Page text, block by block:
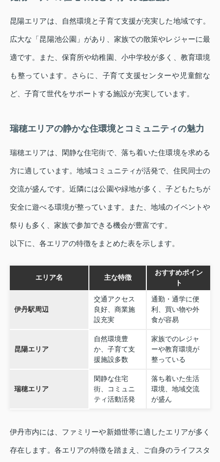
昆陽エリアは、自然環境と子育て支援が充実した地域です。
広大な「昆陽池公園」があり、家族での散策やレジャーに最
適です。また、保育所や幼稚園、小中学校が多く、教育環境
も整っています。さらに、子育て支援センターや児童館な
ど、子育て世代をサポートする施設が充実しています。
瑞穂エリアの静かな住環境とコミュニティの魅力
瑞穂エリアは、閑静な住宅街で、落ち着いた住環境を求める
方に適しています。地域コミュニティが活発で、住民同士の
交流が盛んです。近隣には公園や緑地が多く、子どもたちが
安全に遊べる環境が整っています。また、地域のイベントや
祭りも多く、家族で参加できる機会が豊富です。
以下に、各エリアの特徴をまとめた表を示します。
エリア名 主な特徴
おすすめポイン
ト
伊丹駅周辺
交通アクセス
良好、商業施
設充実
通勤・通学に便
利、買い物や外
食が容易
昆陽エリア
自然環境豊
か、子育て支
援施設多数
家族でのレジャ
ーや教育環境が
整っている
瑞穂エリア
閑静な住宅
街、コミュニ
ティ活動活発
落ち着いた生活
環境、地域交流
が盛ん
伊丹市内には、ファミリーや新婚世帯に適したエリアが多く
存在します。各エリアの特徴を踏まえ、ご自身のライフスタ